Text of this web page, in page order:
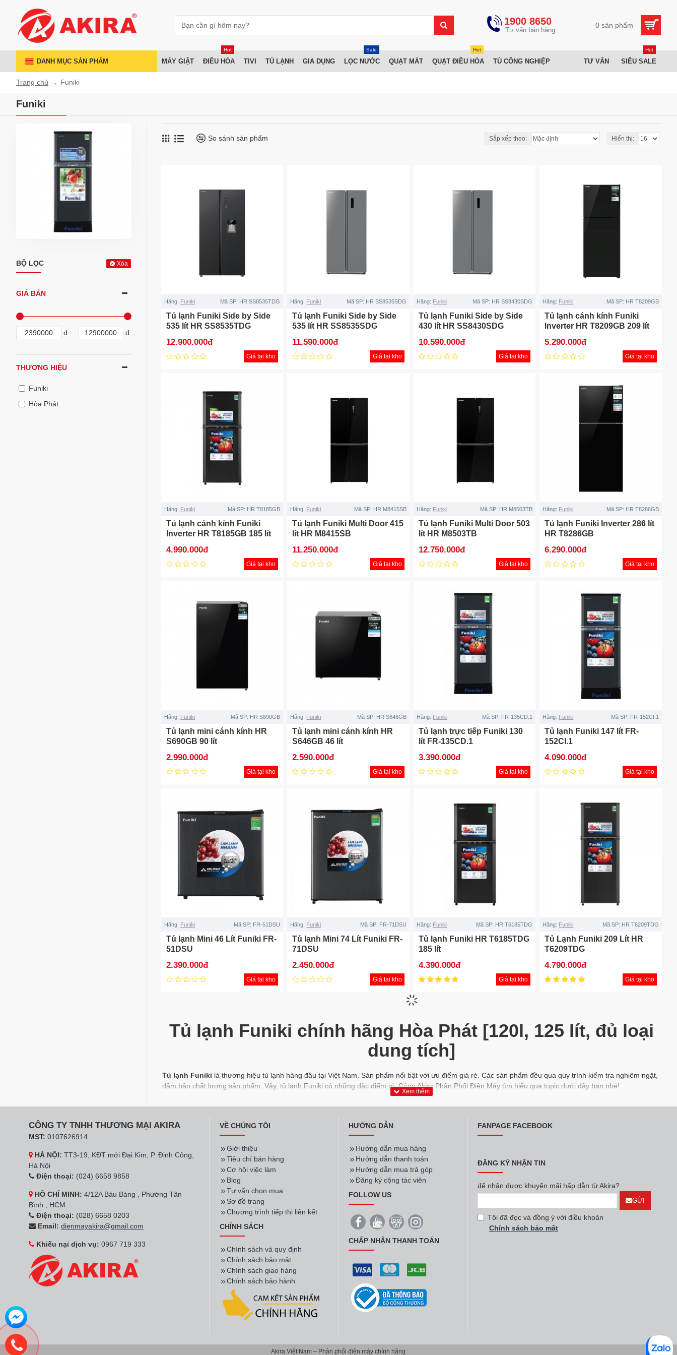
1900 8650 0 sản phẩm
DANH MỤC SẢN PHẨM MÁY GIẶT ĐIỀU HÒA
Hot
TIVI TỦ LẠNH GIA DỤNG LỌC NƯỚC
Sale
QUẠT MÁT QUẠT ĐIỀU HÒA
Hot
TỦ CÔNG NGHIỆP TƯ VẤN SIÊU SALE
Hot
Trang chủ Funiki
Funiki
BỘ LỌC Xóa
GIÁ BÁN
đ đ
THƯƠNG HIỆU
Funiki
Hòa Phát
So sánh sản phẩm Sắp xếp theo: Hiển thị:
Hãng: Funiki Mã SP: HR SS8535TDG
Tủ lạnh Funiki Side by Side
535 lít HR SS8535TDG
12.900.000đ
Giá tại kho
Hãng: Funiki Mã SP: HR SS8535SDG
Tủ lạnh Funiki Side by Side
535 lít HR SS8535SDG
11.590.000đ
Giá tại kho
Hãng: Funiki Mã SP: HR SS8430SDG
Tủ lạnh Funiki Side by Side
430 lít HR SS8430SDG
10.590.000đ
Giá tại kho
Hãng: Funiki Mã SP: HR T8209GB
Tủ lạnh cánh kính Funiki
Inverter HR T8209GB 209 lít
5.290.000đ
Giá tại kho
Hãng: Funiki Mã SP: HR T8185GB
Tủ lạnh cánh kính Funiki
Inverter HR T8185GB 185 lít
4.990.000đ
Giá tại kho
Hãng: Funiki Mã SP: HR M8415SB
Tủ lạnh Funiki Multi Door 415
lít HR M8415SB
11.250.000đ
Giá tại kho
Hãng: Funiki Mã SP: HR M8503TB
Tủ lạnh Funiki Multi Door 503
lít HR M8503TB
12.750.000đ
Giá tại kho
Hãng: Funiki Mã SP: HR T8286GB
Tủ lạnh Funiki Inverter 286 lít
HR T8286GB
6.290.000đ
Giá tại kho
Hãng: Funiki Mã SP: HR S690GB
Tủ lạnh mini cánh kính HR
S690GB 90 lít
2.990.000đ
Giá tại kho
Hãng: Funiki Mã SP: HR S646GB
Tủ lạnh mini cánh kính HR
S646GB 46 lít
2.590.000đ
Giá tại kho
Hãng: Funiki Mã SP: FR-135CD.1
Tủ lạnh trực tiếp Funiki 130
lít FR-135CD.1
3.390.000đ
Giá tại kho
Hãng: Funiki Mã SP: FR-152CI.1
Tủ lạnh Funiki 147 lít FR-
152CI.1
4.090.000đ
Giá tại kho
Hãng: Funiki Mã SP: FR-51DSU
Tủ lạnh Mini 46 Lít Funiki FR-
51DSU
2.390.000đ
Giá tại kho
Hãng: Funiki Mã SP: FR-71DSU
Tủ lạnh Mini 74 Lít Funiki FR-
71DSU
2.450.000đ
Giá tại kho
Hãng: Funiki Mã SP: HR T6185TDG
Tủ lạnh Funiki HR T6185TDG
185 lít
4.390.000đ
Giá tại kho
Hãng: Funiki Mã SP: HR T6209TDG
Tủ Lạnh Funiki 209 Lít HR
T6209TDG
4.790.000đ
Giá tại kho
Tủ lạnh Funiki chính hãng Hòa Phát [120l, 125 lít, đủ loại
dung tích]
Tủ lạnh Funiki là thương hiệu tủ lạnh hàng đầu tại Việt Nam. Sản phẩm nổi bật với ưu điểm giá rẻ. Các sản phẩm đều qua quy trình kiểm tra nghiêm ngặt,
đảm bảo chất lượng sản phẩm. Vậy, tủ lạnh Funiki có những đặc điểm gì. Cùng Akira Phân Phối Điện Máy tìm hiểu qua topic dưới đây bạn nhé!
Tủ lạnh Funiki xuất xứ là của nước nào?
Tủ lạnh Funiki là sản phẩm thuộc tập đoàn Hòa Phát. Các sản phẩm tủ lạnh được sản xuất, lắp ráp tại Hưng Yên. Toàn bộ sản phẩm trước khi xuất xưởng
đều phải trải qua nhiều các quy trình kiểm tra nghiêm ngặt. Bởi vậy gia đình bạn có thể hoàn toàn yên tâm về chất lượng sản phẩm.
Tủ lạnh Funiki có tốt không?
CÔNG TY TNHH THƯƠNG MẠI AKIRA
MST: 0107626914
HÀ NỘI: TT3-19, KĐT mới Đại Kim, P. Định Công,
Hà Nội
Điện thoại: (024) 6658 9858
HỒ CHÍ MINH: 4/12A Bàu Bàng , Phường Tân
Bình , HCM
Điện thoại: (028) 6658 0203
Email: dienmayakira@gmail.com
Khiếu nại dịch vụ: 0967 719 333
VỀ CHÚNG TÔI
Giới thiệu
Tiêu chí bán hàng
Cơ hội việc làm
Blog
Tư vấn chọn mua
Sơ đồ trang
Chương trình tiếp thị liên kết
CHÍNH SÁCH
Chính sách và quy định
Chính sách bảo mật
Chính sách giao hàng
Chính sách bảo hành
HƯỚNG DẪN
Hướng dẫn mua hàng
Hướng dẫn thanh toán
Hướng dẫn mua trả góp
Đăng ký cộng tác viên
FOLLOW US
CHẤP NHẬN THANH TOÁN
FANPAGE FACEBOOK
ĐĂNG KÝ NHẬN TIN
để nhận được khuyến mãi hấp dẫn từ Akira?
GỬI
Tôi đã đọc và đồng ý với điều khoản
Chính sách bảo mật
Akira Việt Nam – Phân phối điện máy chính hãng